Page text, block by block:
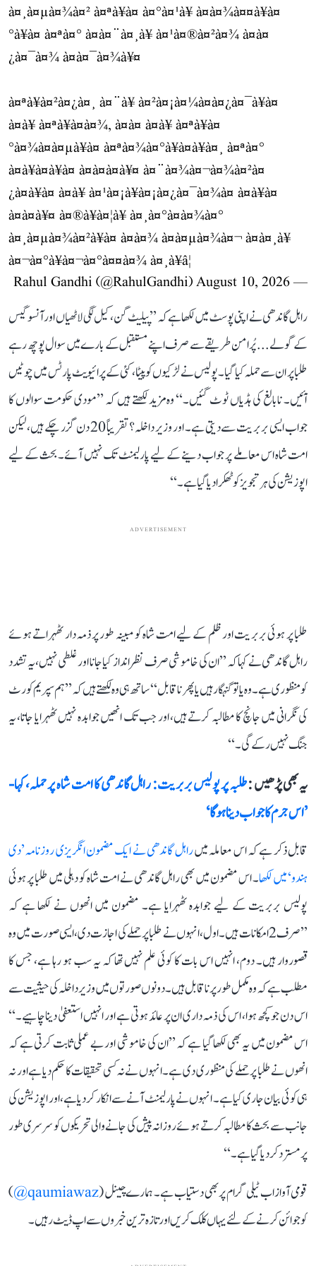
à¤¸à¤µà¤¾à¤² à¤ªà¥à¤ à¤°à¤¹à¥ à¤à¤¾à¤¤à¥à¤
°à¥à¤ à¤ªà¤° à¤à¤¨à¤¸à¥ à¤¹à¤®à¤²à¤¾ à¤à¤
¿à¤¯à¤¾ à¤à¤¯à¤¾à¥¤
à¤ªà¥à¤²à¤¿à¤¸ à¤¨à¥ à¤²à¤¡à¤¼à¤à¤¿à¤¯à¥à¤
à¤à¥ à¤ªà¥à¤à¤¾, à¤à¤ à¤à¥ à¤ªà¥à¤
°à¤¾à¤à¤µà¥à¤ à¤ªà¤¾à¤°à¥à¤à¥à¤¸ à¤ªà¤°
à¤à¥à¤à¥à¤ à¤à¤à¤à¥¤ à¤¨à¤¾à¤¬à¤¾à¤²à¤
¿à¤à¥à¤ à¤à¥ à¤¹à¤¡à¥à¤¡à¤¿à¤¯à¤¾à¤ à¤à¥à¤
à¤à¤à¥¤ à¤®à¥à¤¦à¥ à¤¸à¤°à¤à¤¾à¤°
à¤¸à¤µà¤¾à¤²à¥à¤ à¤à¤¾ à¤à¤µà¤¾à¤¬ à¤à¤¸à¥
à¤¬à¤°à¥à¤¬à¤°à¤¤à¤¾ à¤¸à¥â¦
— Rahul Gandhi (@RahulGandhi)
August 10, 2026
راہل گاندھی نے اپنی پوسٹ میں لکھا ہے کہ ’’پیلیٹ گن، کیل لگی لاٹھیاں اور آنسو گیس
کے گولے... پُرامن طریقے سے صرف اپنے مستقبل کے بارے میں سوال پوچھ رہے
طلبا پر ان سے حملہ کیا گیا۔ پولیس نے لڑکیوں کو پیٹا، کئی کے پرائیویٹ پارٹس میں چوٹیں
آئیں۔ نابالغ کی ہڈیاں ٹوٹ گئیں۔‘‘ وہ مزید لکھتے ہیں کہ ’’مودی حکومت سوالوں کا
جواب ایسی بربریت سے دیتی ہے۔ اور وزیر داخلہ؟ تقریباً 20 دن گزر چکے ہیں، لیکن
امت شاہ اس معاملے پر جواب دینے کے لیے پارلیمنٹ تک نہیں آئے۔ بحث کے لیے
اپوزیشن کی ہر تجویز کو ٹھکرا دیا گیا ہے۔‘‘
ADVERTISEMENT
طلبا پر ہوئی بربریت اور ظلم کے لیے امت شاہ کو مبینہ طور پر ذمہ دار ٹھہراتے ہوئے
راہل گاندھی نے کہا کہ ’’ان کی خاموشی صرف نظر انداز کیا جانا اور غلطی نہیں، یہ تشدد
کو منظوری ہے۔ وہ یا تو گنہگار ہیں یا پھر ناقابل‘‘ ساتھ ہی وہ لکھتے ہیں کہ ’’ہم سپریم کورٹ
کی نگرانی میں جانچ کا مطالبہ کرتے ہیں، اور جب تک انھیں جوابدہ نہیں ٹھہرایا جاتا، یہ
جنگ نہیں رکے گی۔‘‘
یہ بھی پڑھیں :طلبہ پر پولیس بربریت: راہل گاندھی کا امت شاہ پر حملہ، کہا-
’اس جرم کا جواب دینا ہوگا‘
قابل ذکر ہے کہ اس معاملہ میںراہل گاندھی نے ایک مضمون انگریزی روزنامہ ’دی
ہندو‘ میں لکھا۔ اس مضمون میں بھی راہل گاندھی نے امت شاہ کو دہلی میں طلبا پر ہوئی
پولیس بربریت کے لیے جوابدہ ٹھہرایا ہے۔ مضمون میں انھوں نے لکھا ہے کہ
’’صرف 2 امکانات ہیں۔ اول، انہوں نے طلبا پر حملے کی اجازت دی، ایسی صورت میں وہ
قصوروار ہیں۔ دوم، انہیں اس بات کا کوئی علم نہیں تھا کہ یہ سب ہو رہا ہے، جس کا
مطلب ہے کہ وہ مکمل طور پر ناقابل ہیں۔ دونوں صورتوں میں وزیر داخلہ کی حیثیت سے
اس دن جو کچھ ہوا، اس کی ذمہ داری ان پر عائد ہوتی ہے اور انہیں استعفیٰ دینا چاہیے۔‘‘
اس مضمون میں یہ بھی لکھا گیا ہے کہ ’’ان کی خاموشی اور بے عملی ثابت کرتی ہے کہ
انھوں نے طلبا پر حملے کی منظوری دی ہے۔ انہوں نے نہ کسی تحقیقات کا حکم دیا ہے اور نہ
ہی کوئی بیان جاری کیا ہے۔ انہوں نے پارلیمنٹ آنے سے انکار کر دیا ہے، اور اپوزیشن کی
جانب سے بحث کا مطالبہ کرتے ہوئے روزانہ پیش کی جانے والی تحریکوں کو سرسری طور
پر مسترد کر دیا گیا ہے۔‘‘
قومی آواز اب ٹیلی گرام پر بھی دستیاب ہے۔ ہمارے چینل (qaumiawaz@
)
کو جوائن کرنے کے لئے یہاں کلک کریں اور تازہ ترین خبروں سے اپ ڈیٹ رہیں۔